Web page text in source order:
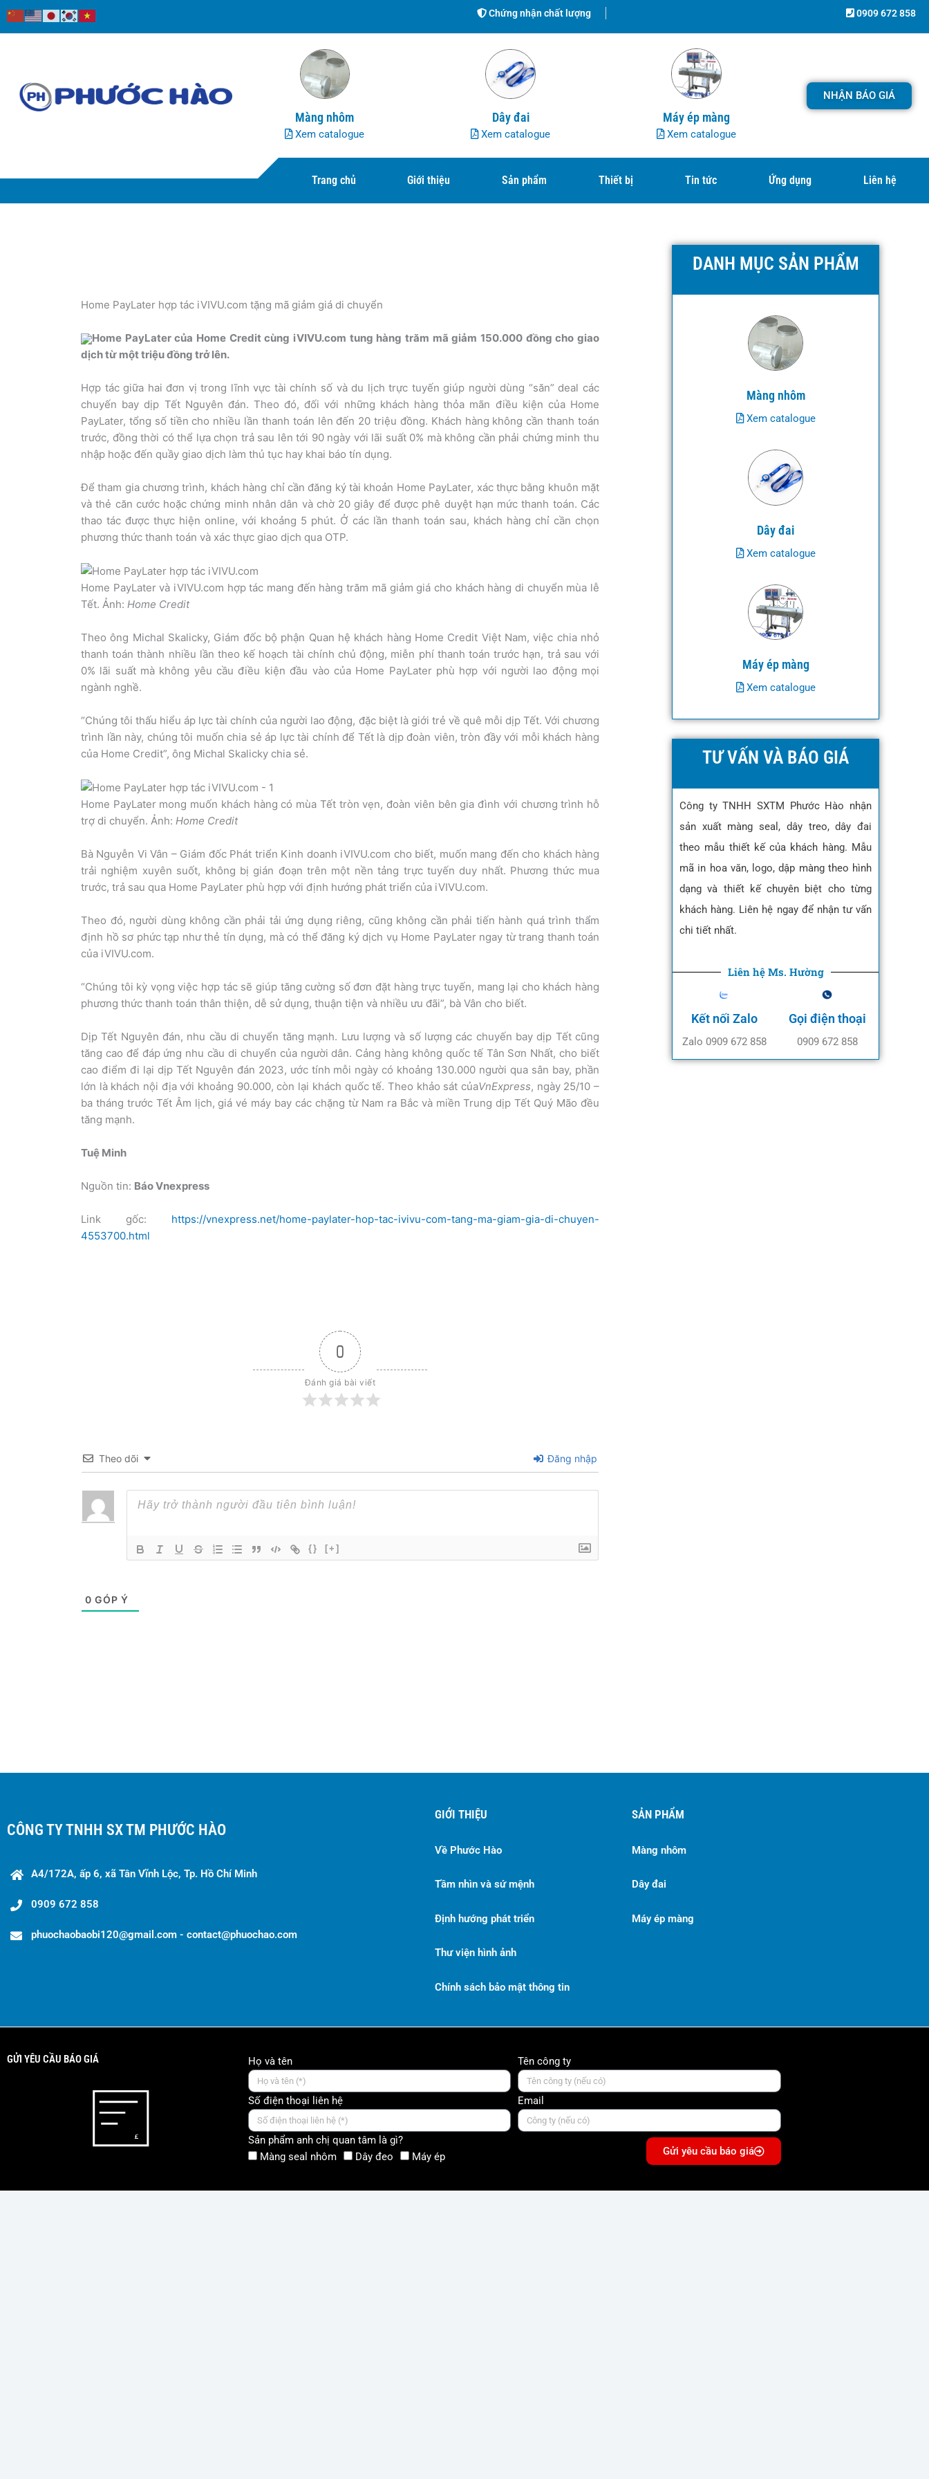
Nhảy
tới
Chứng nhận chất lượng 0909 672 858
Màng nhôm
Xem catalogue
Dây đai
Xem catalogue
Máy ép màng
Xem catalogue
NHẬN BÁO GIÁ
Trang chủ Giới thiệu Sản phẩm Thiết bị Tin tức Ứng dụng Liên hệ
Home PayLater hợp tác iVIVU.com tặng mã giảm giá di chuyển
Home PayLater của Home Credit cùng iVIVU.com tung hàng trăm mã giảm 150.000 đồng cho giao
dịch từ một triệu đồng trở lên.
Hợp tác giữa hai đơn vị trong lĩnh vực tài chính số và du lịch trực tuyến giúp người dùng “săn” deal các
chuyến bay dịp Tết Nguyên đán. Theo đó, đối với những khách hàng thỏa mãn điều kiện của Home
PayLater, tổng số tiền cho nhiều lần thanh toán lên đến 20 triệu đồng. Khách hàng không cần thanh toán
trước, đồng thời có thể lựa chọn trả sau lên tới 90 ngày với lãi suất 0% mà không cần phải chứng minh thu
nhập hoặc đến quầy giao dịch làm thủ tục hay khai báo tín dụng.
Để tham gia chương trình, khách hàng chỉ cần đăng ký tài khoản Home PayLater, xác thực bằng khuôn mặt
và thẻ căn cước hoặc chứng minh nhân dân và chờ 20 giây để được phê duyệt hạn mức thanh toán. Các
thao tác được thực hiện online, với khoảng 5 phút. Ở các lần thanh toán sau, khách hàng chỉ cần chọn
phương thức thanh toán và xác thực giao dịch qua OTP.
Home PayLater và iVIVU.com hợp tác mang đến hàng trăm mã giảm giá cho khách hàng di chuyển mùa lễ
Tết. Ảnh: Home Credit
Theo ông Michal Skalicky, Giám đốc bộ phận Quan hệ khách hàng Home Credit Việt Nam, việc chia nhỏ
thanh toán thành nhiều lần theo kế hoạch tài chính chủ động, miễn phí thanh toán trước hạn, trả sau với
0% lãi suất mà không yêu cầu điều kiện đầu vào của Home PayLater phù hợp với người lao động mọi
ngành nghề.
“Chúng tôi thấu hiểu áp lực tài chính của người lao động, đặc biệt là giới trẻ về quê mỗi dịp Tết. Với chương
trình lần này, chúng tôi muốn chia sẻ áp lực tài chính để Tết là dịp đoàn viên, tròn đầy với mỗi khách hàng
của Home Credit”, ông Michal Skalicky chia sẻ.
Home PayLater mong muốn khách hàng có mùa Tết tròn vẹn, đoàn viên bên gia đình với chương trình hỗ
trợ di chuyển. Ảnh: Home Credit
Bà Nguyễn Vi Vân – Giám đốc Phát triển Kinh doanh iVIVU.com cho biết, muốn mang đến cho khách hàng
trải nghiệm xuyên suốt, không bị gián đoạn trên một nền tảng trực tuyến duy nhất. Phương thức mua
trước, trả sau qua Home PayLater phù hợp với định hướng phát triển của iVIVU.com.
Theo đó, người dùng không cần phải tải ứng dụng riêng, cũng không cần phải tiến hành quá trình thẩm
định hồ sơ phức tạp như thẻ tín dụng, mà có thể đăng ký dịch vụ Home PayLater ngay từ trang thanh toán
của iVIVU.com.
“Chúng tôi kỳ vọng việc hợp tác sẽ giúp tăng cường số đơn đặt hàng trực tuyến, mang lại cho khách hàng
phương thức thanh toán thân thiện, dễ sử dụng, thuận tiện và nhiều ưu đãi”, bà Vân cho biết.
Dịp Tết Nguyên đán, nhu cầu di chuyển tăng mạnh. Lưu lượng và số lượng các chuyến bay dịp Tết cũng
tăng cao để đáp ứng nhu cầu di chuyển của người dân. Cảng hàng không quốc tế Tân Sơn Nhất, cho biết
cao điểm đi lại dịp Tết Nguyên đán 2023, ước tính mỗi ngày có khoảng 130.000 người qua sân bay, phần
lớn là khách nội địa với khoảng 90.000, còn lại khách quốc tế. Theo khảo sát củaVnExpress, ngày 25/10 –
ba tháng trước Tết Âm lịch, giá vé máy bay các chặng từ Nam ra Bắc và miền Trung dịp Tết Quý Mão đều
tăng mạnh.
Tuệ Minh
Nguồn tin: Báo Vnexpress
Link gốc: https://vnexpress.net/home-paylater-hop-tac-ivivu-com-tang-ma-giam-gia-di-chuyen-
4553700.html
0
Đánh giá bài viết
Theo dõi Đăng nhập
{} [+]
0 GÓP Ý
DANH MỤC SẢN PHẨM
Màng nhôm
Xem catalogue
Dây đai
Xem catalogue
Máy ép màng
Xem catalogue
TƯ VẤN VÀ BÁO GIÁ
Công ty TNHH SXTM Phước Hào nhận
sản xuất màng seal, dây treo, dây đai
theo mẫu thiết kế của khách hàng. Mẫu
mã in hoa văn, logo, dập màng theo hình
dạng và thiết kế chuyên biệt cho từng
khách hàng. Liên hệ ngay để nhận tư vấn
chi tiết nhất.
Liên hệ Ms. Hường
Kết nối Zalo
Zalo 0909 672 858
Gọi điện thoại
0909 672 858
CÔNG TY TNHH SX TM PHƯỚC HÀO
A4/172A, ấp 6, xã Tân Vĩnh Lộc, Tp. Hồ Chí Minh
0909 672 858
phuochaobaobi120@gmail.com - contact@phuochao.com
GIỚI THIỆU
Về Phước Hào
Tầm nhìn và sứ mệnh
Định hướng phát triển
Thư viện hình ảnh
Chính sách bảo mật thông tin
SẢN PHẨM
Màng nhôm
Dây đai
Máy ép màng
GỬI YÊU CẦU BÁO GIÁ Họ và tên Tên công ty
Số điện thoại liên hệ Email
Sản phẩm anh chị quan tâm là gì?
Màng seal nhôm
Dây đeo Máy ép Gửi yêu cầu báo giá